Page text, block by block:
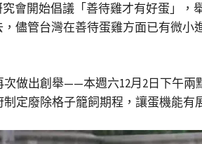
會開始倡議「善待雞才有好蛋」
儘管台灣在善待蛋雞方面已有微
做出創舉——本週六12月2日下午
定廢除格子籠飼期程，讓蛋機能有